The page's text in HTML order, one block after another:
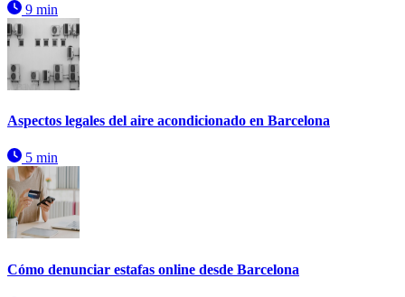
9 min
Aspectos legales del aire acondicionado en Barcelona
5 min
Cómo denunciar estafas online desde Barcelona